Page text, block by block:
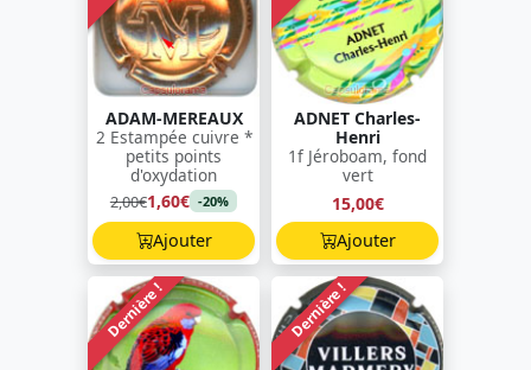
ADAM-MEREAUX
2 Estampée cuivre *
petits points
d'oxydation
2,00€1,60€ -20%
Ajouter
ADNET Charles-
Henri
1f Jéroboam, fond
vert
15,00€
Ajouter
Dernière ! Dernière !